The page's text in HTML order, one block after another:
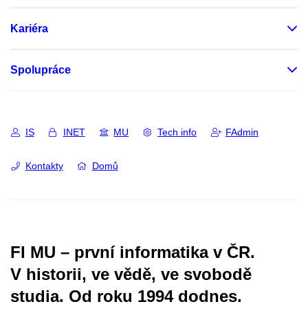
Kariéra
Spolupráce
IS INET MU Tech info FAdmin
Kontakty Domů
FI MU – první informatika v ČR.
V historii, ve vědě, ve svobodě
studia. Od roku 1994 dodnes.